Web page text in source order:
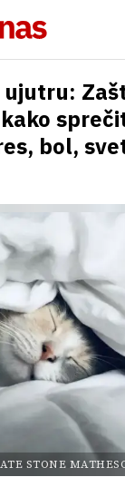
ujutru:
bol,
STONE